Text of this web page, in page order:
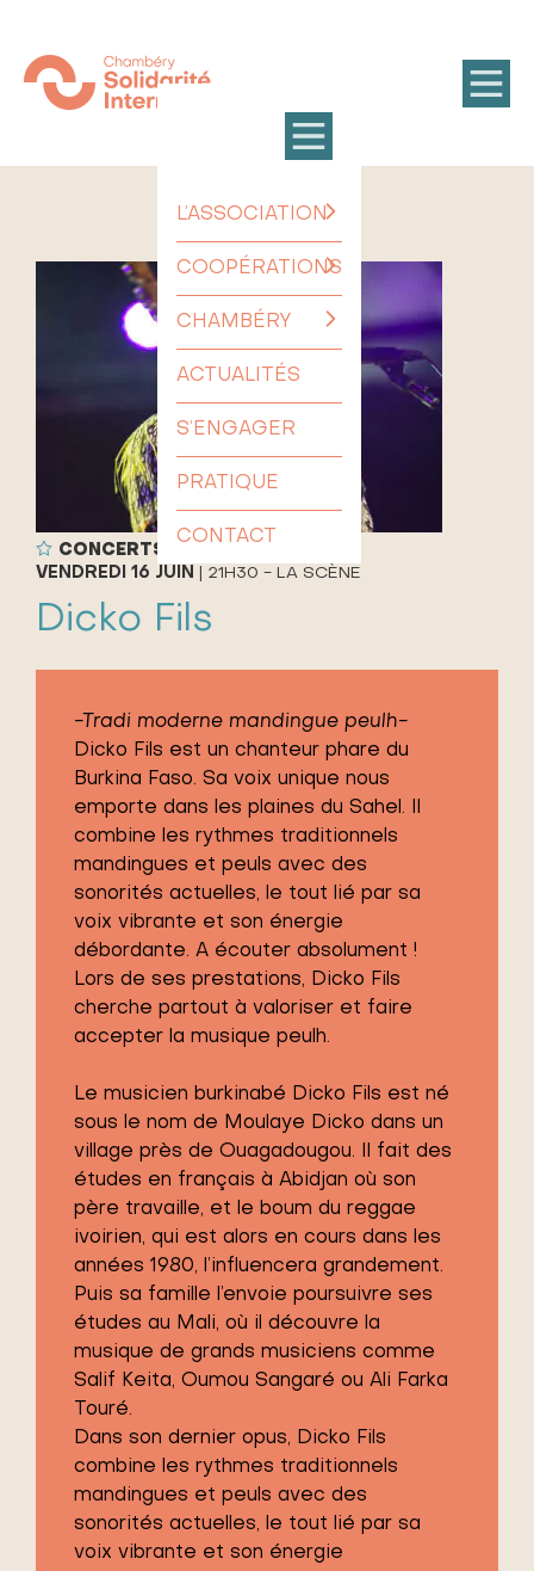
L’ASSOCIATION
COOPÉRATIONS
CHAMBÉRY
ACTUALITÉS
S’ENGAGER
PRATIQUE
CONTACT
CONCERTS
VENDREDI 16 JUIN
21H30 - LA SCÈNE
Dicko Fils
-Tradi moderne mandingue peulh-
Dicko Fils est un chanteur phare du
Burkina Faso. Sa voix unique nous
emporte dans les plaines du Sahel. Il
combine les rythmes traditionnels
mandingues et peuls avec des
sonorités actuelles, le tout lié par sa
voix vibrante et son énergie
débordante. A écouter absolument !
Lors de ses prestations, Dicko Fils
cherche partout à valoriser et faire
accepter la musique peulh.
Le musicien burkinabé Dicko Fils est né
sous le nom de Moulaye Dicko dans un
village près de Ouagadougou. Il fait des
études en français à Abidjan où son
père travaille, et le boum du reggae
ivoirien, qui est alors en cours dans les
années 1980, l’influencera grandement.
Puis sa famille l’envoie poursuivre ses
études au Mali, où il découvre la
musique de grands musiciens comme
Salif Keita, Oumou Sangaré ou Ali Farka
Touré.
Dans son dernier opus, Dicko Fils
combine les rythmes traditionnels
mandingues et peuls avec des
sonorités actuelles, le tout lié par sa
voix vibrante et son énergie